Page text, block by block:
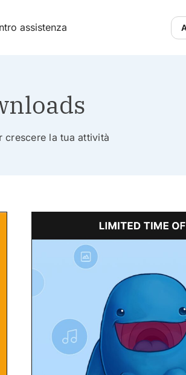
assistenza
crescere la tua attività